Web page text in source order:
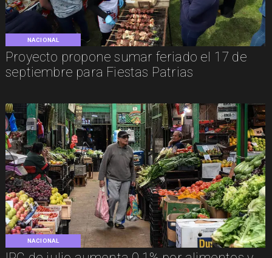
NACIONAL
Proyecto propone sumar feriado el 17 de
septiembre para Fiestas Patrias
NACIONAL